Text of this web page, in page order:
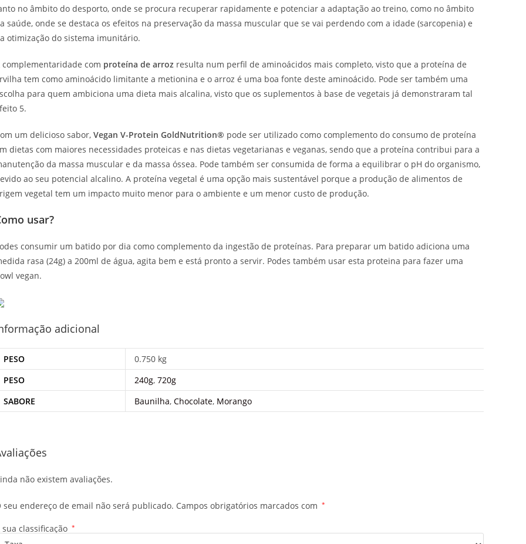
no âmbito do desporto, onde se procura recuperar rapidamente e potenciar a adaptação ao treino, como no âmbito
saúde, onde se destaca os efeitos na preservação da massa muscular que se vai perdendo com a idade (sarcopenia) e
otimização do sistema imunitário.
complementaridade com proteína de arroz resulta num perfil de aminoácidos mais completo, visto que a proteína de
tem como aminoácido limitante a metionina e o arroz é uma boa fonte deste aminoácido. Pode ser também uma
para quem ambiciona uma dieta mais alcalina, visto que os suplementos à base de vegetais já demonstraram tal
5.
um delicioso sabor, Vegan V-Protein GoldNutrition® pode ser utilizado como complemento do consumo de proteína
dietas com maiores necessidades proteicas e nas dietas vegetarianas e veganas, sendo que a proteína contribui para a
da massa muscular e da massa óssea. Pode também ser consumida de forma a equilibrar o pH do organismo,
ao seu potencial alcalino. A proteína vegetal é uma opção mais sustentável porque a produção de alimentos de
vegetal tem um impacto muito menor para o ambiente e um menor custo de produção.
usar?
consumir um batido por dia como complemento da ingestão de proteínas. Para preparar um batido adiciona uma
rasa (24g) a 200ml de água, agita bem e está pronto a servir. Podes também usar esta proteina para fazer uma
vegan.
adicional
PESO
0.750 kg
PESO
240g, 720g
SABORE
Baunilha, Chocolate, Morango
não existem avaliações.
seu endereço de email não será publicado. Campos obrigatórios marcados com *
sua classificação *